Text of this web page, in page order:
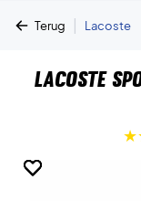
Terug | Lacoste
Lacoste